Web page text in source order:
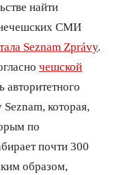
найти
СМИ
Seznam Zprávy.
чешской
авторитетного
которая,
по
почти 300
образом,